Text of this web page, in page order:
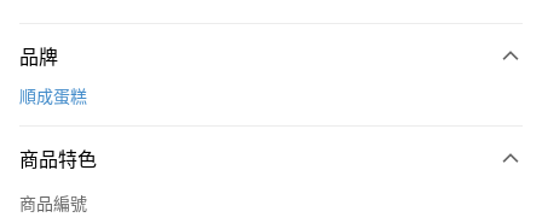
信用卡一次付款
Apple Pay
街口支付
品牌
順成蛋糕
商品特色
商品編號